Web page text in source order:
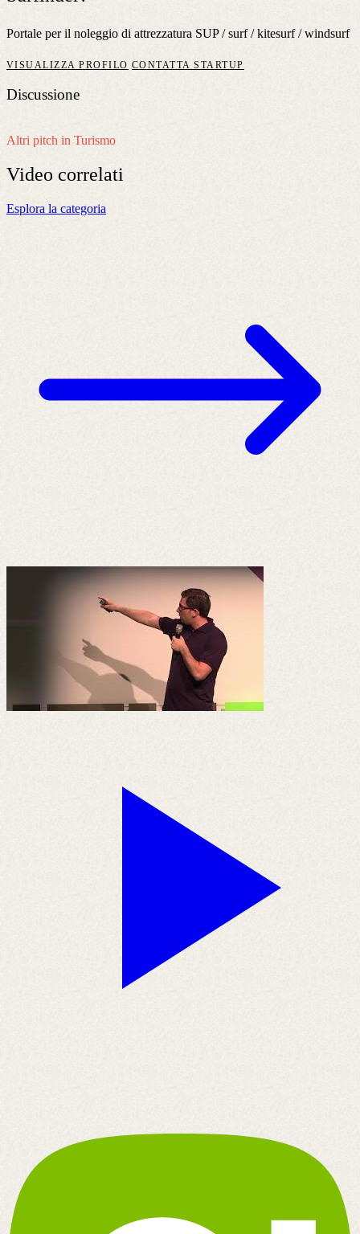
Portale per il noleggio di attrezzatura SUP / surf / kitesurf / windsurf
VISUALIZZA PROFILO CONTATTA STARTUP
Discussione
Altri pitch in Turismo
Video correlati
Esplora la categoria